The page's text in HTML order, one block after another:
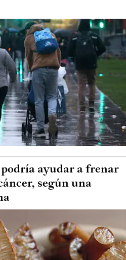
podría ayudar a frenar
según una